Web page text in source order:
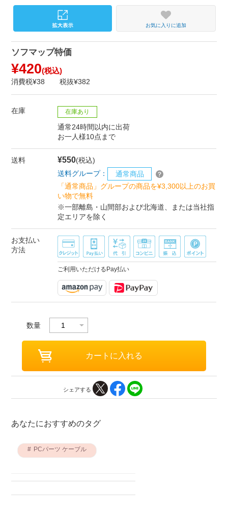
お気に入りに追加
ソフマップ特価
¥420(税込)
消費税¥38 税抜¥382
在庫 在庫あり
通常24時間以内に出荷
お一人様10点まで
送料 ¥550(税込)
送料グループ：
通常商品
「通常商品」グループの商品を¥3,300以上のお買
い物で無料
※一部離島・山間部および北海道、または当社指
定エリアを除く
お支払い
方法
ご利用いただけるPay払い
数量
シェアする
あなたにおすすめのタグ
PCパーツ ケーブル